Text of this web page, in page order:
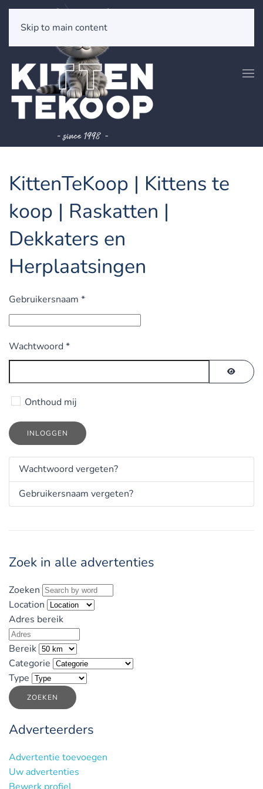
Skip to main content
KittenTeKoop | Kittens te
koop | Raskatten |
Dekkaters en
Herplaatsingen
Gebruikersnaam *
Wachtwoord *
Onthoud mij
INLOGGEN
Wachtwoord vergeten?
Gebruikersnaam vergeten?
Zoek in alle advertenties
Zoeken
Location
Adres bereik
Bereik
Categorie
Type
ZOEKEN
Adverteerders
Advertentie toevoegen
Uw advertenties